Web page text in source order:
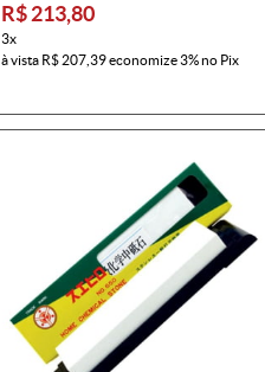
R$ 213,80
3x
à vista R$ 207,39economize3%no Pix